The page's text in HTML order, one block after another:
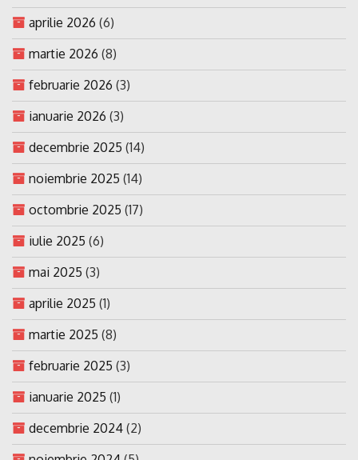
aprilie 2026 (6)
martie 2026 (8)
februarie 2026 (3)
ianuarie 2026 (3)
decembrie 2025 (14)
noiembrie 2025 (14)
octombrie 2025 (17)
iulie 2025 (6)
mai 2025 (3)
aprilie 2025 (1)
martie 2025 (8)
februarie 2025 (3)
ianuarie 2025 (1)
decembrie 2024 (2)